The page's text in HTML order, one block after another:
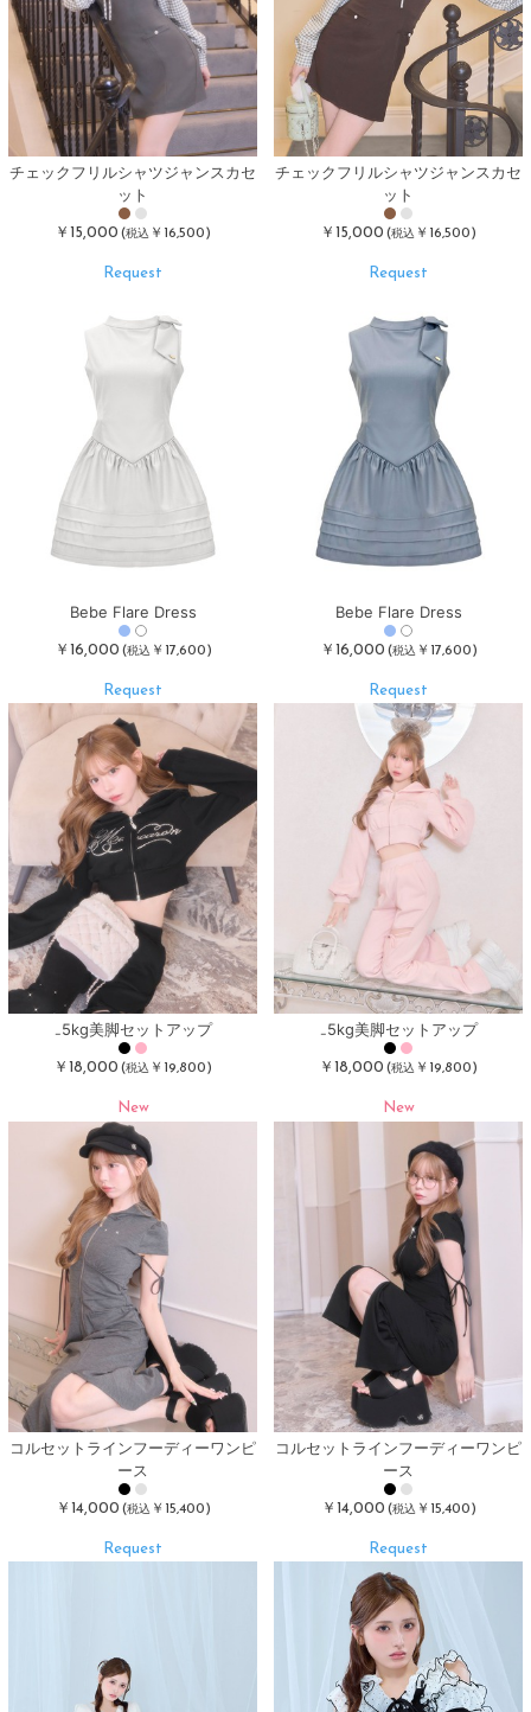
チェックフリルシャツジャンスカセ
ット
￥15,000(税込 ￥16,500)
チェックフリルシャツジャンスカセ
ット
￥15,000(税込 ￥16,500)
Request
Bebe Flare Dress
￥16,000(税込￥17,600)
Request
Bebe Flare Dress
￥16,000(税込￥17,600)
Request
₋5kg美脚セットアップ
￥18,000(税込 ￥19,800)
Request
₋5kg美脚セットアップ
￥18,000(税込 ￥19,800)
New
コルセットラインフーディーワンピ
ース
￥14,000(税込￥15,400)
New
コルセットラインフーディーワンピ
ース
￥14,000(税込￥15,400)
Request Request